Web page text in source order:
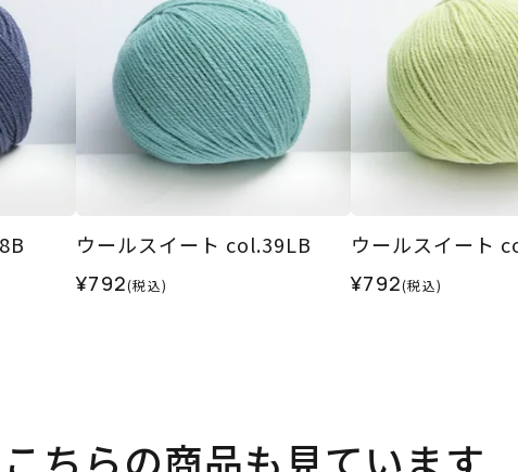
ウールスイート col.39LB
¥792(税込)
ウールスイート
¥792(税込)
ちらの商品も見ています